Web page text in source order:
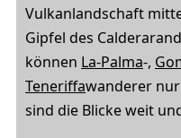
Vulkanlandschaft
Gipfel des
können La-Palma-,
Teneriffawanderer
sind die Blicke weit